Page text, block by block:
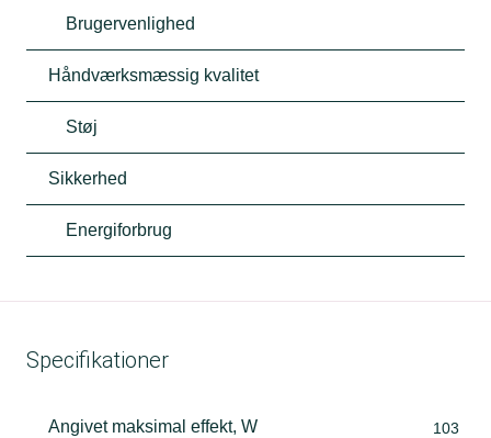
Brugervenlighed
Håndværksmæssig kvalitet
Støj
Sikkerhed
Energiforbrug
Specifikationer
Angivet maksimal effekt, W 103